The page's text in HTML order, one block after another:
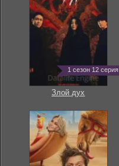
1 сезон 12 серия
Злой дух